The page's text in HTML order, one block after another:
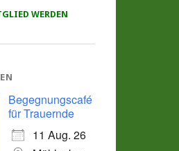
WERDEN
Begegnungscafé
für Trauernde
11 Aug. 26